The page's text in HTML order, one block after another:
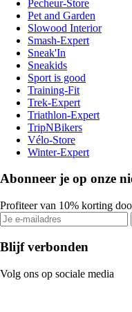
Pecheur-Store
Pet and Garden
Slowood Interior
Smash-Expert
Sneak'In
Sneakids
Sport is good
Training-Fit
Trek-Expert
Triathlon-Expert
TripNBikers
Vélo-Store
Winter-Expert
Abonneer je op onze
Profiteer van 10% korting
Blijf verbonden
Volg ons op sociale media